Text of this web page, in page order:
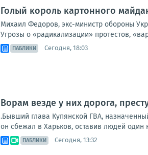
Голый король картонного
Михаил Федоров, экс-министр обороны
Угрозы о «радикализации» протестов,
ПАБЛИКИ Сегодня, 18:03
Ворам везде у них дорога,
.Бывший глава Купянской ГВА,
он сбежал в Харьков, оставив людей один
ПАБЛИКИ Сегодня, 13:32